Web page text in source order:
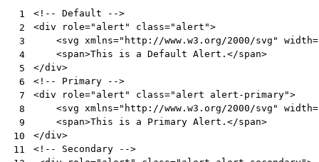
1
2
3
4
5
6
7
8
9
10
11
<!-- Default -->
<div role="alert" class="alert">
<svg xmlns="http://www.w3.org/2000/svg" width=
<span>This is a Default Alert. </span>
</div>
<!-- Primary -->
<div role="alert" class="alert alert-primary">
<svg xmlns="http://www.w3.org/2000/svg" width=
<span>This is a Primary Alert. </span>
</div>
<!-- Secondary -->